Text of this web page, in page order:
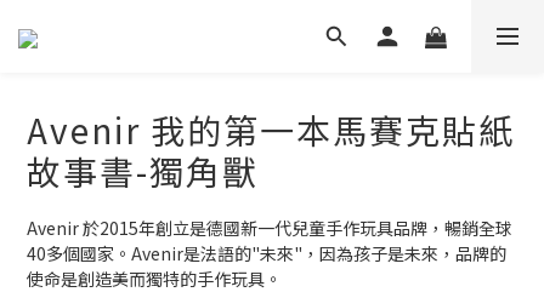
Avenir 我的第一本馬賽克貼紙
故事書-獨角獸
Avenir 於2015年創立是德國新一代兒童手作玩具品牌，暢銷全球
40多個國家。Avenir是法語的"未來"，因為孩子是未來，品牌的
使命是創造美而獨特的手作玩具。